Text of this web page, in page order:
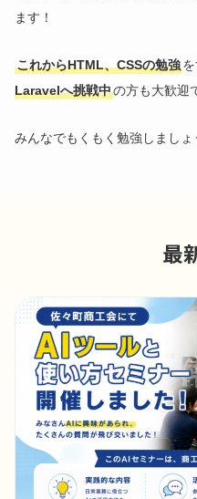
ます！
これからHTML、CSSの勉強
Laravelへ挑戦中の方も大歓迎
みんなでもくもく勉強しましょ
最